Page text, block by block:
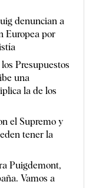
denuncian a
Europea por
Presupuestos
una
la de los
el Supremo y
tener la
Puigdemont,
Vamos a